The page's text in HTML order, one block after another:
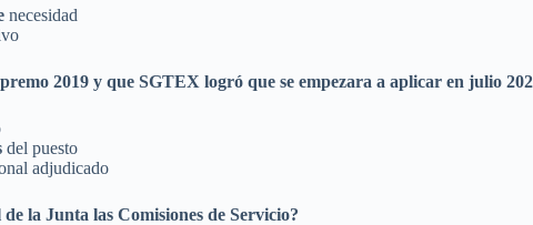
necesidad
2019 y que SGTEX logró que se empezara a aplicar en julio
del puesto
adjudicado
la Junta las Comisiones de Servicio?